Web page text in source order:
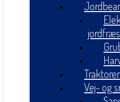
Traktorer
Vej- og